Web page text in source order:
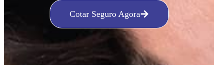
Cotar Seguro Agora